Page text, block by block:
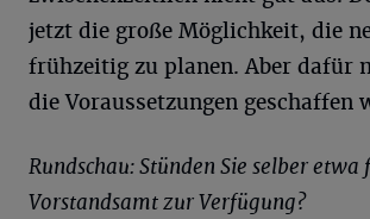
jetzt die große Möglichkeit, die
frühzeitig zu planen. Aber dafür
die Voraussetzungen geschaffen
Rundschau: Stünden Sie selber etwa
Vorstandsamt zur Verfügung?